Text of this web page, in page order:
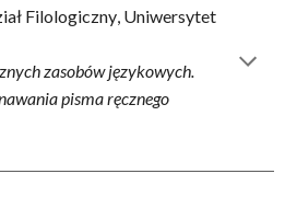
Filologiczny, Uniwersytet
zasobów językowych.
pisma ręcznego